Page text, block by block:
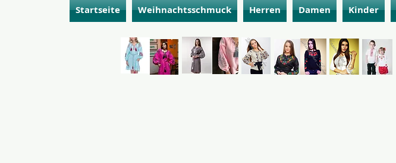
Startseite Weihnachtsschmuck Herren Damen Kinder